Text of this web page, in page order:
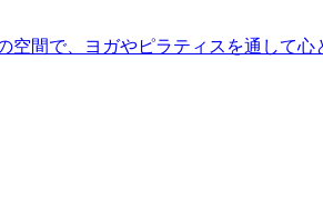
間で、ヨガやピラティスを通して